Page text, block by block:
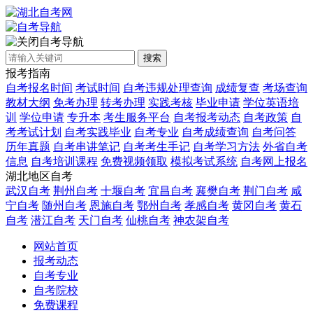
自考导航
搜索
报考指南
自考报名时间 考试时间 自考违规处理查询 成绩复查 考场查询
教材大纲 免考办理 转考办理 实践考核 毕业申请 学位英语培
训 学位申请 专升本 考生服务平台 自考报考动态 自考政策 自
考考试计划 自考实践毕业 自考专业 自考成绩查询 自考问答
历年真题 自考串讲笔记 自考考生手记 自考学习方法 外省自考
信息 自考培训课程 免费视频领取 模拟考试系统 自考网上报名
湖北地区自考
武汉自考 荆州自考 十堰自考 宜昌自考 襄樊自考 荆门自考 咸
宁自考 随州自考 恩施自考 鄂州自考 孝感自考 黄冈自考 黄石
自考 潜江自考 天门自考 仙桃自考 神农架自考
网站首页
报考动态
自考专业
自考院校
免费课程